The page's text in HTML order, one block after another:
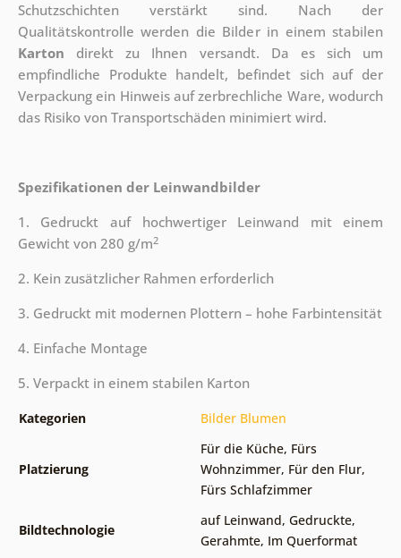
Schutzschichten verstärkt sind. Nach der
Qualitätskontrolle werden die Bilder in einem stabilen
Karton direkt zu Ihnen versandt. Da es sich um
empfindliche Produkte handelt, befindet sich auf der
Verpackung ein Hinweis auf zerbrechliche Ware, wodurch
das Risiko von Transportschäden minimiert wird.
Spezifikationen der Leinwandbilder
1. Gedruckt auf hochwertiger Leinwand mit einem
Gewicht von 280 g/m2
2. Kein zusätzlicher Rahmen erforderlich
3. Gedruckt mit modernen Plottern – hohe Farbintensität
4. Einfache Montage
5. Verpackt in einem stabilen Karton
Kategorien Bilder Blumen
Platzierung
Für die Küche, Fürs
Wohnzimmer, Für den Flur,
Fürs Schlafzimmer
Bildtechnologie
auf Leinwand, Gedruckte,
Gerahmte, Im Querformat